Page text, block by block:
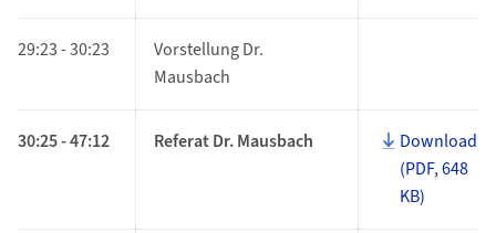
29:23 - 30:23
Vorstellung Dr.
Mausbach
30:25 - 47:12 Referat Dr. Mausbach
Download
(PDF, 648
KB)